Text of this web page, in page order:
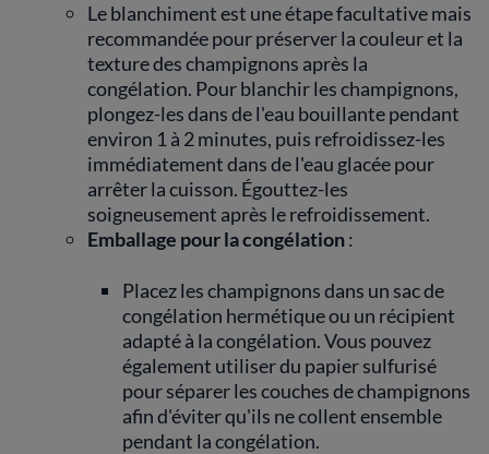
Le blanchiment est une étape facultative mais
recommandée pour préserver la couleur et la
texture des champignons après la
congélation. Pour blanchir les champignons,
plongez-les dans de l'eau bouillante pendant
environ 1 à 2 minutes, puis refroidissez-les
immédiatement dans de l'eau glacée pour
arrêter la cuisson. Égouttez-les
soigneusement après le refroidissement.
Emballage pour la congélation:
Placez les champignons dans un sac de
congélation hermétique ou un récipient
adapté à la congélation. Vous pouvez
également utiliser du papier sulfurisé
pour séparer les couches de champignons
afin d'éviter qu'ils ne collent ensemble
pendant la congélation.